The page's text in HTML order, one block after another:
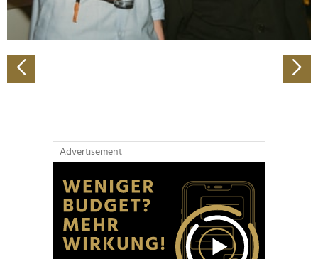
analysieren. Außerdem geben wir Informationen zu Ihrer
Verwendung unserer Website an unsere Partner für
Partner führen diese Informationen möglicherweise mit
weiteren Daten zusammen, die Sie ihnen bereitgestellt
Advertisement